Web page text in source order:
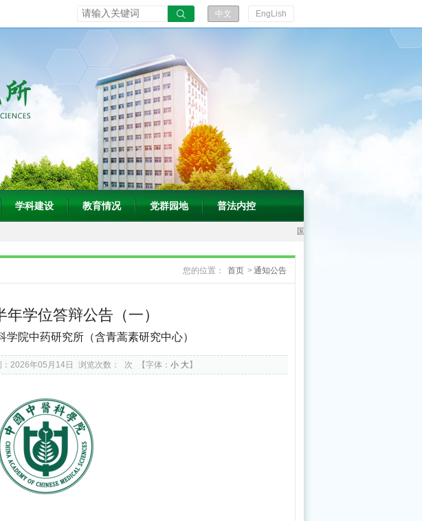
中文 EngLish
学科建设 教育情况 党群园地 普法内控
知
国
您的位置： 首页 >通知公告
年学位答辩公告（一）
学院中药研究所（含青蒿素研究中心）
2026年05月14日 浏览次数： 次 【字体： 小 大】